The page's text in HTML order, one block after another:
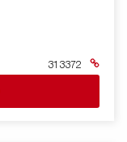
313372